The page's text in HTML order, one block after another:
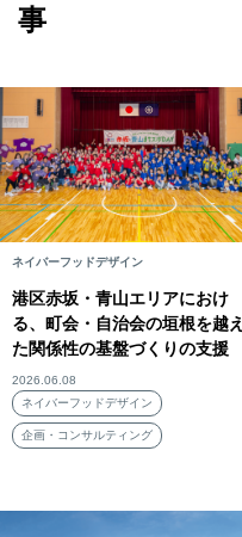
事
ネイバーフッドデザイン
港区赤坂・青山エリアにおけ
る、町会・自治会の垣根を越え
た関係性の基盤づくりの支援
2026.06.08
ネイバーフッドデザイン
企画・コンサルティング